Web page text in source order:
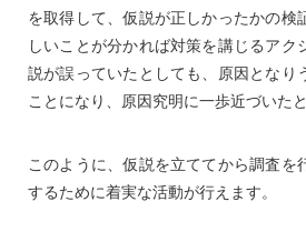
を取得して、仮説が正しかったかの検
しいことが分かれば対策を講じるアク
説が誤っていたとしても、原因となり
ことになり、原因究明に一歩近づいた
このように、仮説を立ててから調査を
するために着実な活動が行えます。